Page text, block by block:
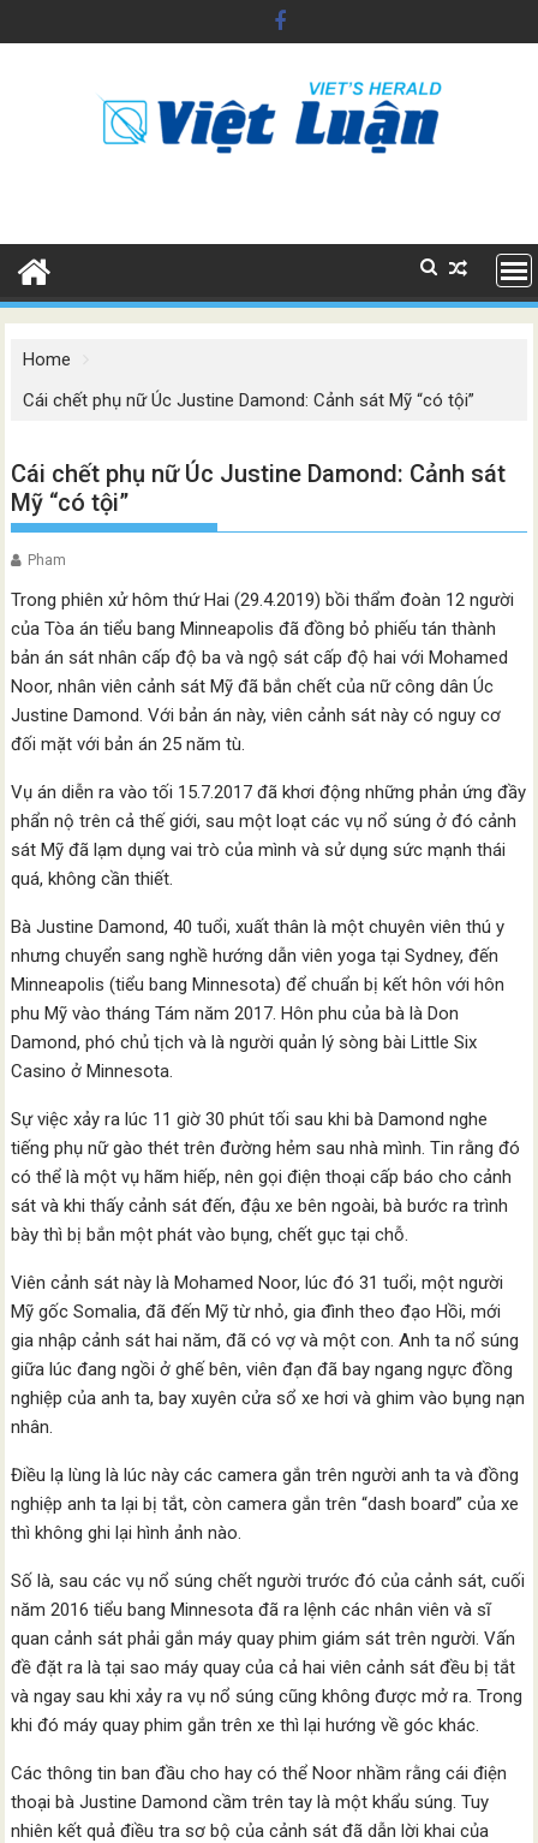
to
Home
Cái chết phụ nữ Úc Justine Damond: Cảnh sát Mỹ “có tội”
Cái chết phụ nữ Úc Justine Damond: Cảnh sát
Mỹ “có tội”
Pham
Trong phiên xử hôm thứ Hai (29.4.2019) bồi thẩm đoàn 12 người
của Tòa án tiểu bang Minneapolis đã đồng bỏ phiếu tán thành
bản án sát nhân cấp độ ba và ngộ sát cấp độ hai với Mohamed
Noor, nhân viên cảnh sát Mỹ đã bắn chết của nữ công dân Úc
Justine Damond. Với bản án này, viên cảnh sát này có nguy cơ
đối mặt với bản án 25 năm tù.
Vụ án diễn ra vào tối 15.7.2017 đã khơi động những phản ứng đầy
phẩn nộ trên cả thế giới, sau một loạt các vụ nổ súng ở đó cảnh
sát Mỹ đã lạm dụng vai trò của mình và sử dụng sức mạnh thái
quá, không cần thiết.
Bà Justine Damond, 40 tuổi, xuất thân là một chuyên viên thú y
nhưng chuyển sang nghề hướng dẫn viên yoga tại Sydney, đến
Minneapolis (tiểu bang Minnesota) để chuẩn bị kết hôn với hôn
phu Mỹ vào tháng Tám năm 2017. Hôn phu của bà là Don
Damond, phó chủ tịch và là người quản lý sòng bài Little Six
Casino ở Minnesota.
Sự việc xảy ra lúc 11 giờ 30 phút tối sau khi bà Damond nghe
tiếng phụ nữ gào thét trên đường hẻm sau nhà mình. Tin rằng đó
có thể là một vụ hãm hiếp, nên gọi điện thoại cấp báo cho cảnh
sát và khi thấy cảnh sát đến, đậu xe bên ngoài, bà bước ra trình
bày thì bị bắn một phát vào bụng, chết gục tại chỗ.
Viên cảnh sát này là Mohamed Noor, lúc đó 31 tuổi, một người
Mỹ gốc Somalia, đã đến Mỹ từ nhỏ, gia đình theo đạo Hồi, mới
gia nhập cảnh sát hai năm, đã có vợ và một con. Anh ta nổ súng
giữa lúc đang ngồi ở ghế bên, viên đạn đã bay ngang ngực đồng
nghiệp của anh ta, bay xuyên cửa sổ xe hơi và ghim vào bụng nạn
nhân.
Điều lạ lùng là lúc này các camera gắn trên người anh ta và đồng
nghiệp anh ta lại bị tắt, còn camera gắn trên “dash board” của xe
thì không ghi lại hình ảnh nào.
Số là, sau các vụ nổ súng chết người trước đó của cảnh sát, cuối
năm 2016 tiểu bang Minnesota đã ra lệnh các nhân viên và sĩ
quan cảnh sát phải gắn máy quay phim giám sát trên người. Vấn
đề đặt ra là tại sao máy quay của cả hai viên cảnh sát đều bị tắt
và ngay sau khi xảy ra vụ nổ súng cũng không được mở ra. Trong
khi đó máy quay phim gắn trên xe thì lại hướng về góc khác.
Các thông tin ban đầu cho hay có thể Noor nhầm rằng cái điện
thoại bà Justine Damond cầm trên tay là một khẩu súng. Tuy
nhiên kết quả điều tra sơ bộ của cảnh sát đã dẫn lời khai của